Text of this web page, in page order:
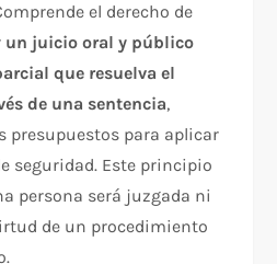
el derecho de
un juicio oral y público
que resuelva el
de una sentencia,
presupuestos para aplicar
seguridad. Este principio
persona será juzgada ni
de un procedimiento